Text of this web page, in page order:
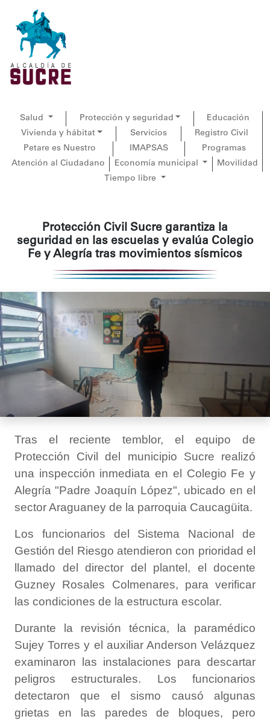
Salud Protección y seguridad
Educación
Vivienda y hábitat
Servicios
Registro Civil
Petare es Nuestro
IMAPSAS
Programas
Atención al Ciudadano
Economía municipal
Movilidad
Tiempo libre
Protección Civil Sucre garantiza la
seguridad en las escuelas y evalúa Colegio
Fe y Alegría tras movimientos sísmicos
Tras el reciente temblor, el equipo de
Protección Civil del municipio Sucre realizó
una inspección inmediata en el Colegio Fe y
Alegría "Padre Joaquín López", ubicado en el
sector Araguaney de la parroquia Caucagüita.
Los funcionarios del Sistema Nacional de
Gestión del Riesgo atendieron con prioridad el
llamado del director del plantel, el docente
Guzney Rosales Colmenares, para verificar
las condiciones de la estructura escolar.
Durante la revisión técnica, la paramédico
Sujey Torres y el auxiliar Anderson Velázquez
examinaron las instalaciones para descartar
peligros estructurales. Los funcionarios
detectaron que el sismo causó algunas
grietas en las paredes de bloques, pero